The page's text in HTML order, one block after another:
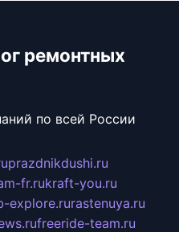
ремонтных
по всей России
prazdnikdushi.ru
fr.rukraft-you.ru
explore.rurastenuya.ru
freeride-team.ru